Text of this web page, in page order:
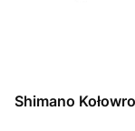
Shimano